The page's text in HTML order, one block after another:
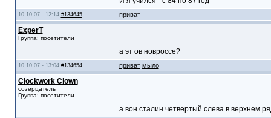
10.10.07 - 12:14 #134645 приват
ExperT
Группа: посетители
а эт ов новроссе?
10.10.07 - 13:04 #134654 приват мыло
Clockwork Clown
созерцатель
Группа: посетители
а вон сталин четвертый слева в верхнем